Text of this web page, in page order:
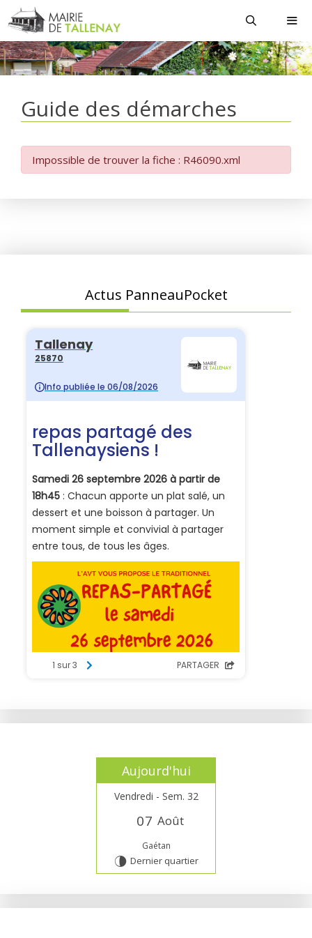
Aller
au
contenu
Guide des démarches
Impossible de trouver la fiche : R46090.xml
Actus PanneauPocket
Aujourd'hui
Vendredi - Sem. 32
07 Août
Gaétan
U Dernier quartier